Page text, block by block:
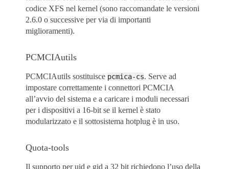
codice XFS nel kernel (sono raccomandate le versioni
2.6.0 o successive per via di importanti
miglioramenti).
PCMCIAutils
PCMCIAutils sostituisce pcmica-cs. Serve ad
impostare correttamente i connettori PCMCIA
all’avvio del sistema e a caricare i moduli necessari
per i dispositivi a 16-bit se il kernel è stato
modularizzato e il sottosistema hotplug è in uso.
Quota-tools
Il supporto per uid e gid a 32 bit richiedono l’uso della